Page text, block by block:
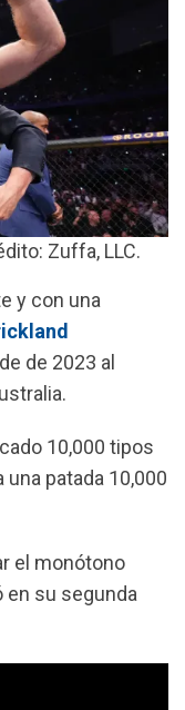
Zuffa, LLC.
y con una
de 2023 al
10,000 tipos
patada 10,000
el monótono
en su segunda